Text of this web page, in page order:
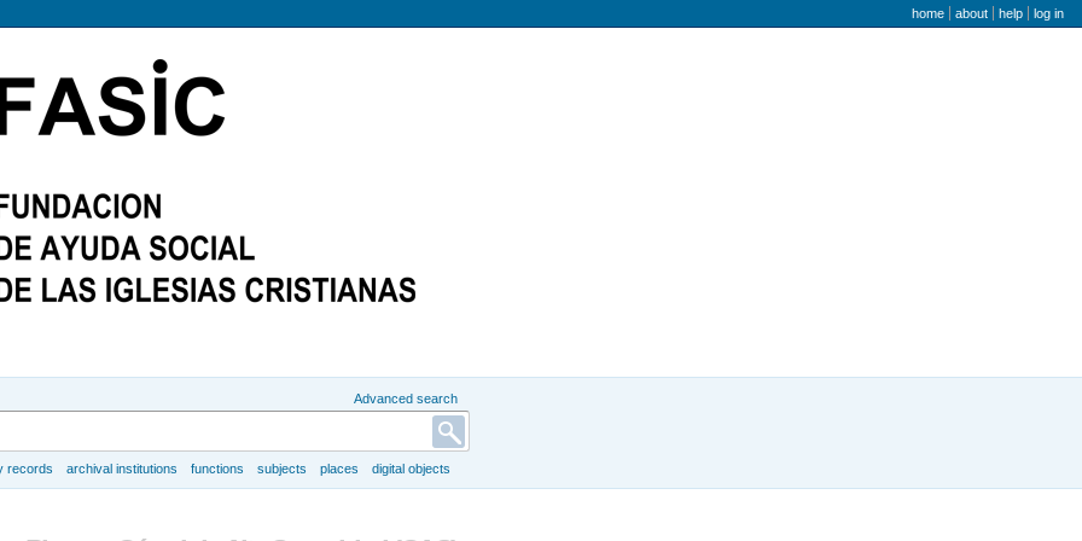
user menu
home about help log in
Advanced search
records archival institutions functions subjects places digital objects